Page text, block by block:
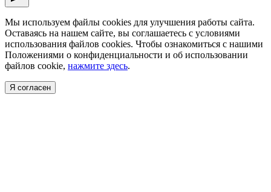
Мы используем файлы cookies для улучшения работы сайта.
Оставаясь на нашем сайте, вы соглашаетесь с условиями
использования файлов cookies. Чтобы ознакомиться с нашими
Положениями о конфиденциальности и об использовании
файлов cookie, нажмите здесь.
Я согласен